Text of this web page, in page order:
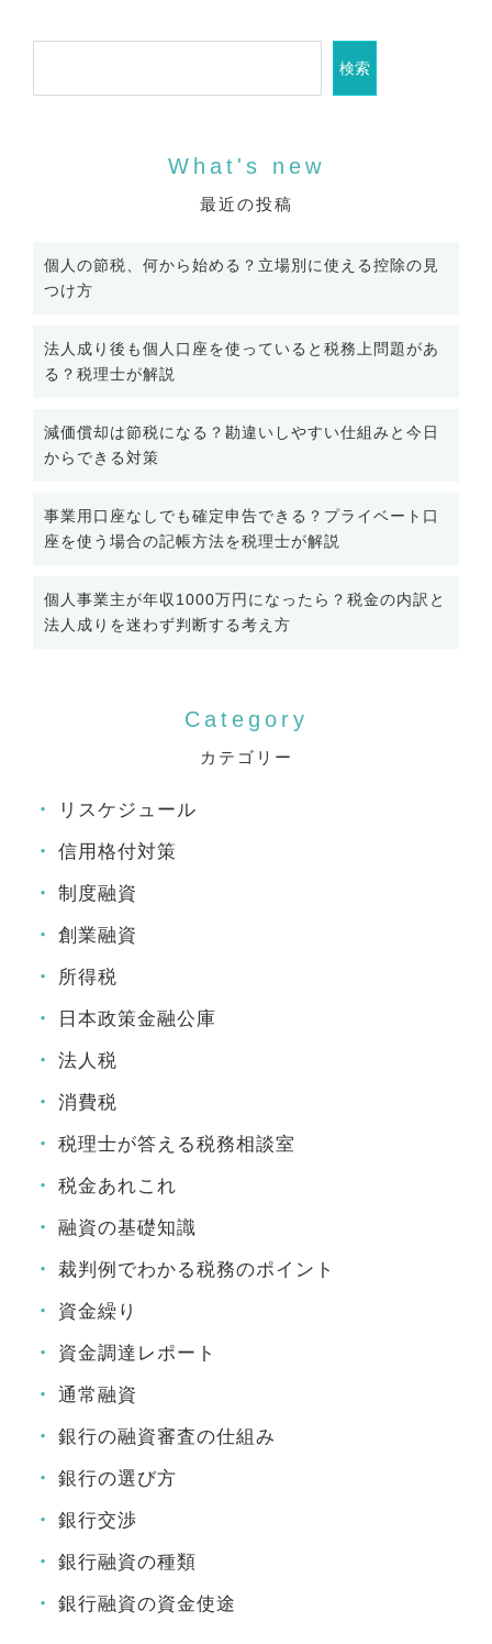
検索
最近の投稿
個人の節税、何から始める？立場別に使える控除の見
つけ方
法人成り後も個人口座を使っていると税務上問題があ
る？税理士が解説
減価償却は節税になる？勘違いしやすい仕組みと今日
からできる対策
事業用口座なしでも確定申告できる？プライベート口
座を使う場合の記帳方法を税理士が解説
個人事業主が年収1000万円になったら？税金の内訳と
法人成りを迷わず判断する考え方
カテゴリー
リスケジュール
信用格付対策
制度融資
創業融資
所得税
日本政策金融公庫
法人税
消費税
税理士が答える税務相談室
税金あれこれ
融資の基礎知識
裁判例でわかる税務のポイント
資金繰り
資金調達レポート
通常融資
銀行の融資審査の仕組み
銀行の選び方
銀行交渉
銀行融資の種類
銀行融資の資金使途